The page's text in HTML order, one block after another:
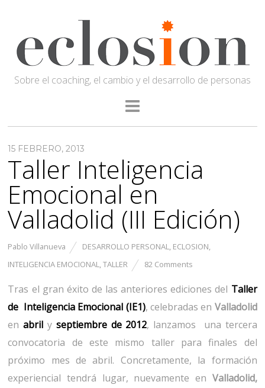
Sobre el coaching, el cambio y el desarrollo de personas
15 FEBRERO, 2013
Taller Inteligencia
Emocional en
Valladolid (III Edición)
Pablo Villanueva DESARROLLO PERSONAL, ECLOSION,
INTELIGENCIA EMOCIONAL,TALLER 82 Comments
Tras el gran éxito de las anteriores ediciones del Taller
de Inteligencia Emocional (IE1), celebradas en Valladolid
enabril y septiembre de 2012, lanzamos una tercera
convocatoria de este mismo taller para finales del
próximo mes de abril. Concretamente, la formación
experiencial tendrá lugar, nuevamente en Valladolid,